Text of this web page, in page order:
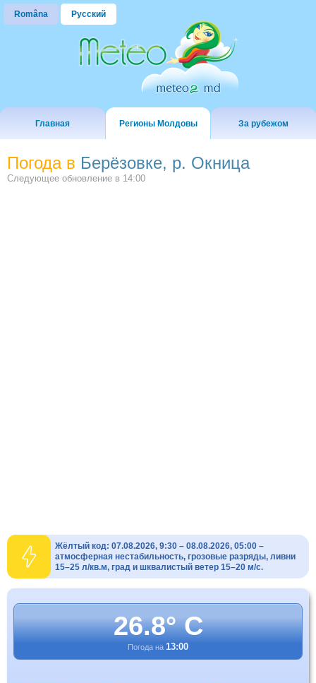
Româna Русский
Главная Регионы Молдовы За рубежом
Погода в Берёзовке, р. Окница
Следующее обновление в 14:00
Жёлтый код: 07.08.2026, 9:30 – 08.08.2026, 05:00 –
атмосферная нестабильность, грозовые разряды, ливни
15–25 л/кв.м, град и шквалистый ветер 15–20 м/с.
26.8° C
Погода на 13:00